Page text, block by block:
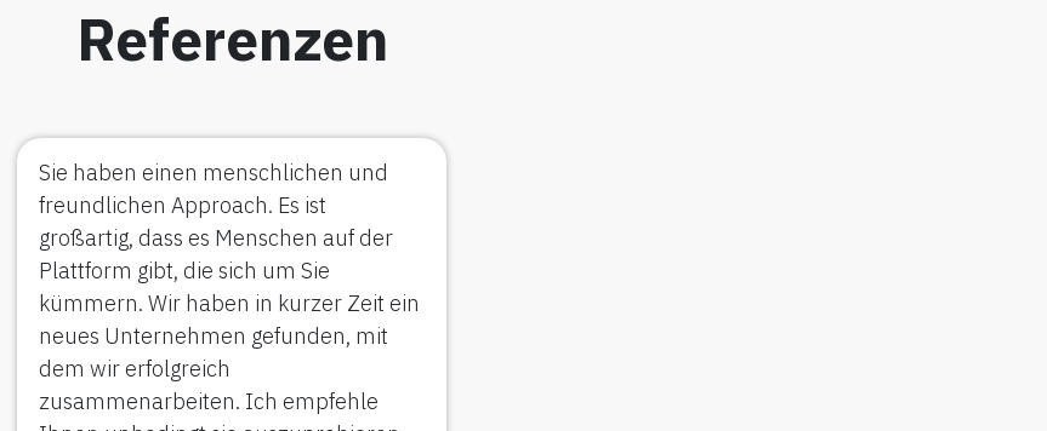
Referenzen
Sie haben einen menschlichen und
freundlichen Approach. Es ist
großartig, dass es Menschen auf der
Plattform gibt, die sich um Sie
kümmern. Wir haben in kurzer Zeit ein
neues Unternehmen gefunden, mit
dem wir erfolgreich
zusammenarbeiten. Ich empfehle